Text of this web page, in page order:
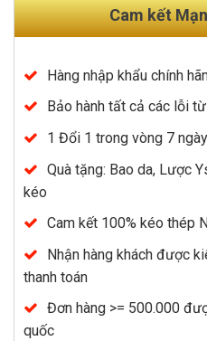
Cam kết
Hàng nhập khẩu chính
Bảo hành tất cả các lỗi
1 Đổi 1 trong vòng 7
Quà tặng: Bao da, Lược
kéo
Cam kết 100% kéo thép
Nhận hàng khách được
thanh toán
Đơn hàng >= 500.000
quốc